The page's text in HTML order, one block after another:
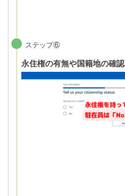
ステップ⑥
永住権の有無や国籍地の確認